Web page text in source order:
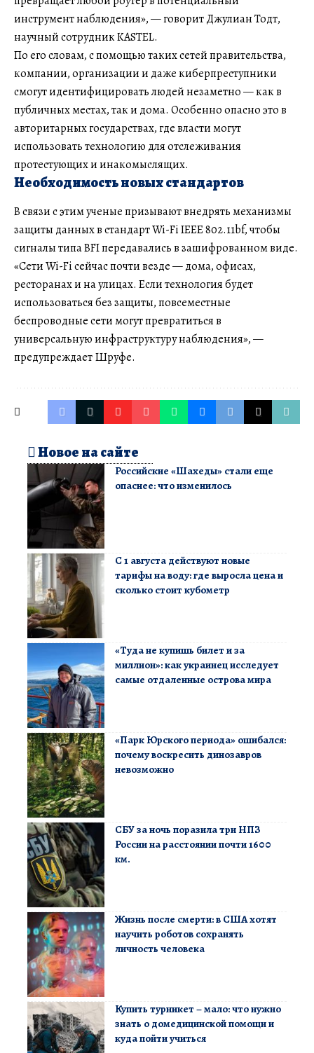
инструмент наблюдения», — говорит Джулиан Тодт,
научный сотрудник KASTEL.
По его словам, с помощью таких сетей правительства,
компании, организации и даже киберпреступники
смогут идентифицировать людей незаметно — как в
публичных местах, так и дома. Особенно опасно это в
авторитарных государствах, где власти могут
использовать технологию для отслеживания
протестующих и инакомыслящих.
Необходимость новых стандартов
В связи с этим ученые призывают внедрять механизмы
защиты данных в стандарт Wi-Fi IEEE 802.11bf, чтобы
сигналы типа BFI передавались в зашифрованном виде.
«Сети Wi-Fi сейчас почти везде — дома, офисах,
ресторанах и на улицах. Если технология будет
использоваться без защиты, повсеместные
беспроводные сети могут превратиться в
универсальную инфраструктуру наблюдения», —
предупреждает Шруфе.
Новое на сайте
Российские «Шахеды» стали еще
опаснее: что изменилось
С 1 августа действуют новые
тарифы на воду: где выросла цена и
сколько стоит кубометр
«Туда не купишь билет и за
миллион»: как украинец исследует
самые отдаленные острова мира
«Парк Юрского периода» ошибался:
почему воскресить динозавров
невозможно
СБУ за ночь поразила три НПЗ
России на расстоянии почти 1600
км.
Жизнь после смерти: в США хотят
научить роботов сохранять
личность человека
Купить турникет – мало: что нужно
знать о домедицинской помощи и
куда пойти учиться